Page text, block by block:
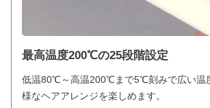
最高温度200℃の25段階設定
低温80℃～高温200℃まで5℃刻みで広い温
様なヘアアレンジを楽しめます。